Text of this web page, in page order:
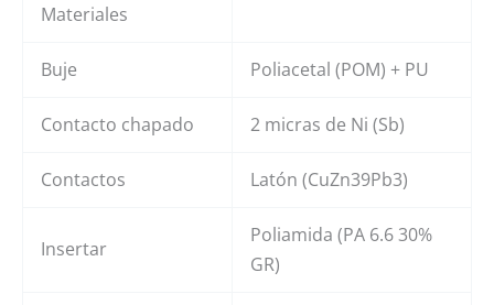
Materiales
Buje Poliacetal (POM) + PU
Contacto chapado 2 micras de Ni (Sb)
Contactos Latón (CuZn39Pb3)
Insertar
Poliamida (PA 6.6 30%
GR)